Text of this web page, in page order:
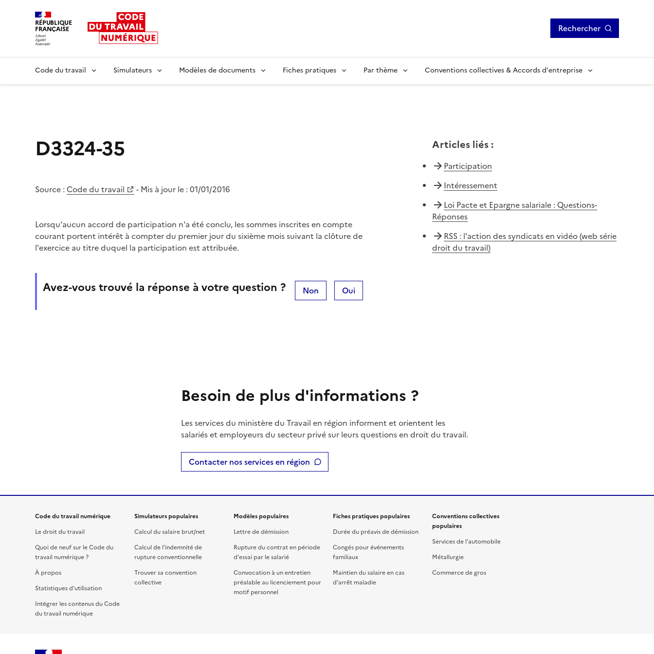
RÉPUBLIQUE
FRANÇAISE Rechercher
Code du travail Simulateurs Modèles de documents Fiches pratiques Par thème Conventions collectives & Accords d'entreprise
D3324-35
Source : Code du travail - Mis à jour le : 01/01/2016
Lorsqu'aucun accord de participation n'a été conclu, les sommes inscrites en compte
courant portent intérêt à compter du premier jour du sixième mois suivant la clôture de
l'exercice au titre duquel la participation est attribuée.
Avez-vous trouvé la réponse à votre question ? Non Oui
Articles liés:
Participation
Intéressement
Loi Pacte et Epargne salariale : Questions-
Réponses
RSS : l'action des syndicats en vidéo (web série
droit du travail)
Besoin de plus d'informations ?
Les services du ministère du Travail en région informent et orientent les
salariés et employeurs du secteur privé sur leurs questions en droit du travail.
Contacter nos services en région
Code du travail numérique
Le droit du travail
Quoi de neuf sur le Code du
travail numérique ?
À propos
Statistiques d'utilisation
Intégrer les contenus du Code
du travail numérique
Simulateurs populaires
Calcul du salaire brut/net
Calcul de l'indemnité de
rupture conventionnelle
Trouver sa convention
collective
Modèles populaires
Lettre de démission
Rupture du contrat en période
d'essai par le salarié
Convocation à un entretien
préalable au licenciement pour
motif personnel
Fiches pratiques populaires
Durée du préavis de démission
Congés pour événements
familiaux
Maintien du salaire en cas
d'arrêt maladie
Conventions collectives
populaires
Services de l'automobile
Métallurgie
Commerce de gros